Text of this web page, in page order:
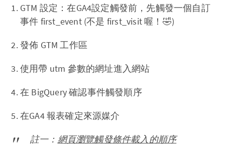
GTM 設定：在GA4設定觸發前，先觸發一個自訂
事件 first_event (不是 first_visit 喔！🤣)
發佈 GTM 工作區
使用帶 utm 參數的網址進入網站
在 BigQuery 確認事件觸發順序
在GA4 報表確定來源媒介
註一： 網頁瀏覽觸發條件載入的順序